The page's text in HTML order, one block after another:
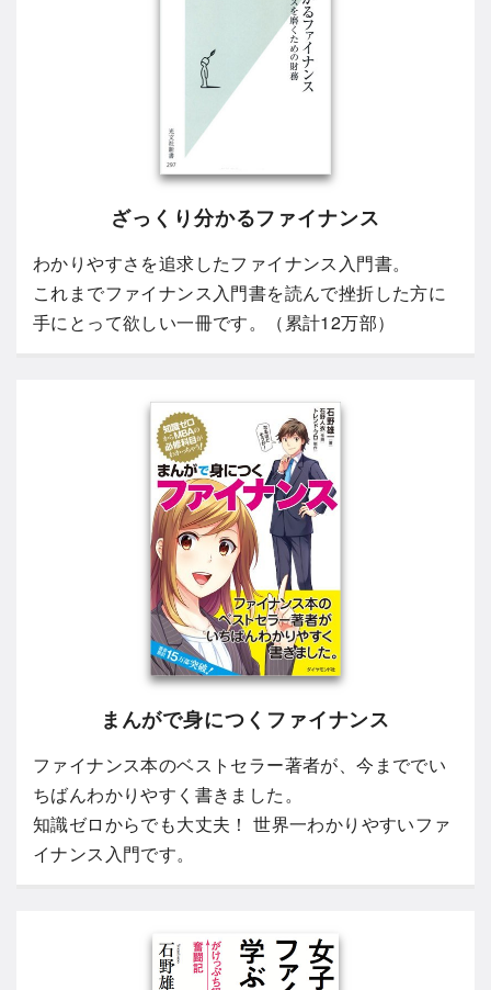
ざっくり分かるファイナンス
わかりやすさを追求したファイナンス入門書。
これまでファイナンス入門書を読んで挫折した方に
手にとって欲しい一冊です。（累計12万部）
まんがで身につくファイナンス
ファイナンス本のベストセラー著者が、今まででい
ちばんわかりやすく書きました。
知識ゼロからでも大丈夫！ 世界一わかりやすいファ
イナンス入門です。